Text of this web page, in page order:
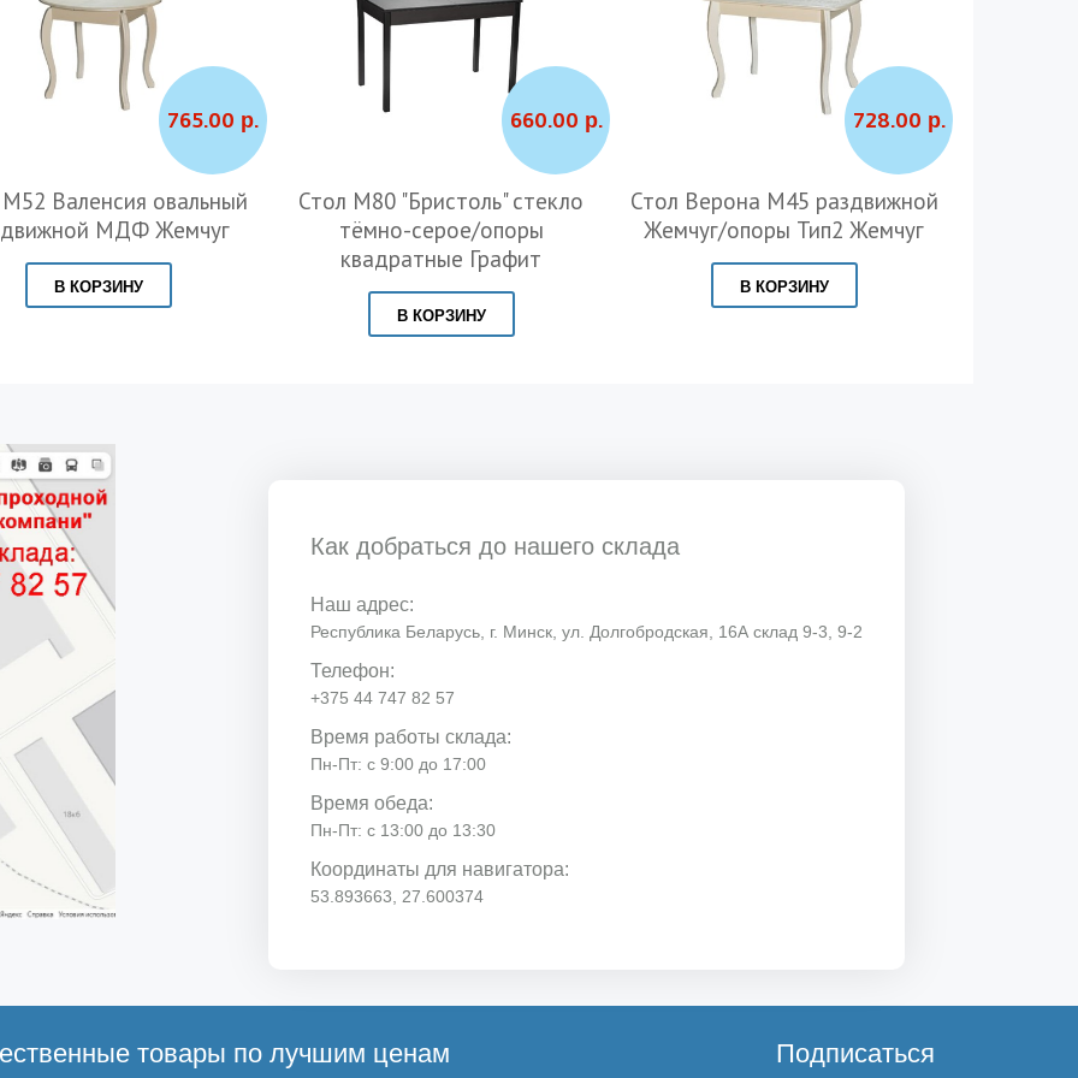
765.00 р.
Валенсия овальный
МДФ Жемчуг
В КОРЗИНУ
660.00 р.
Стол М80 "Бристоль" стекло
тёмно-серое/опоры
квадратные Графит
В КОРЗИНУ
728.00 р.
Стол Верона М45 раздвижной
Жемчуг/опоры Тип2 Жемчуг
В КОРЗИНУ
Как добраться до нашего склада
Наш адрес:
Республика Беларусь, г. Минск, ул. Долгобродская, 16А склад 9-3, 9-2
Телефон:
+375 44 747 82 57
Время работы склада:
Пн-Пт: с 9:00 до 17:00
Время обеда:
Пн-Пт: с 13:00 до 13:30
Координаты для навигатора:
53.893663, 27.600374
товары по лучшим ценам Подписаться